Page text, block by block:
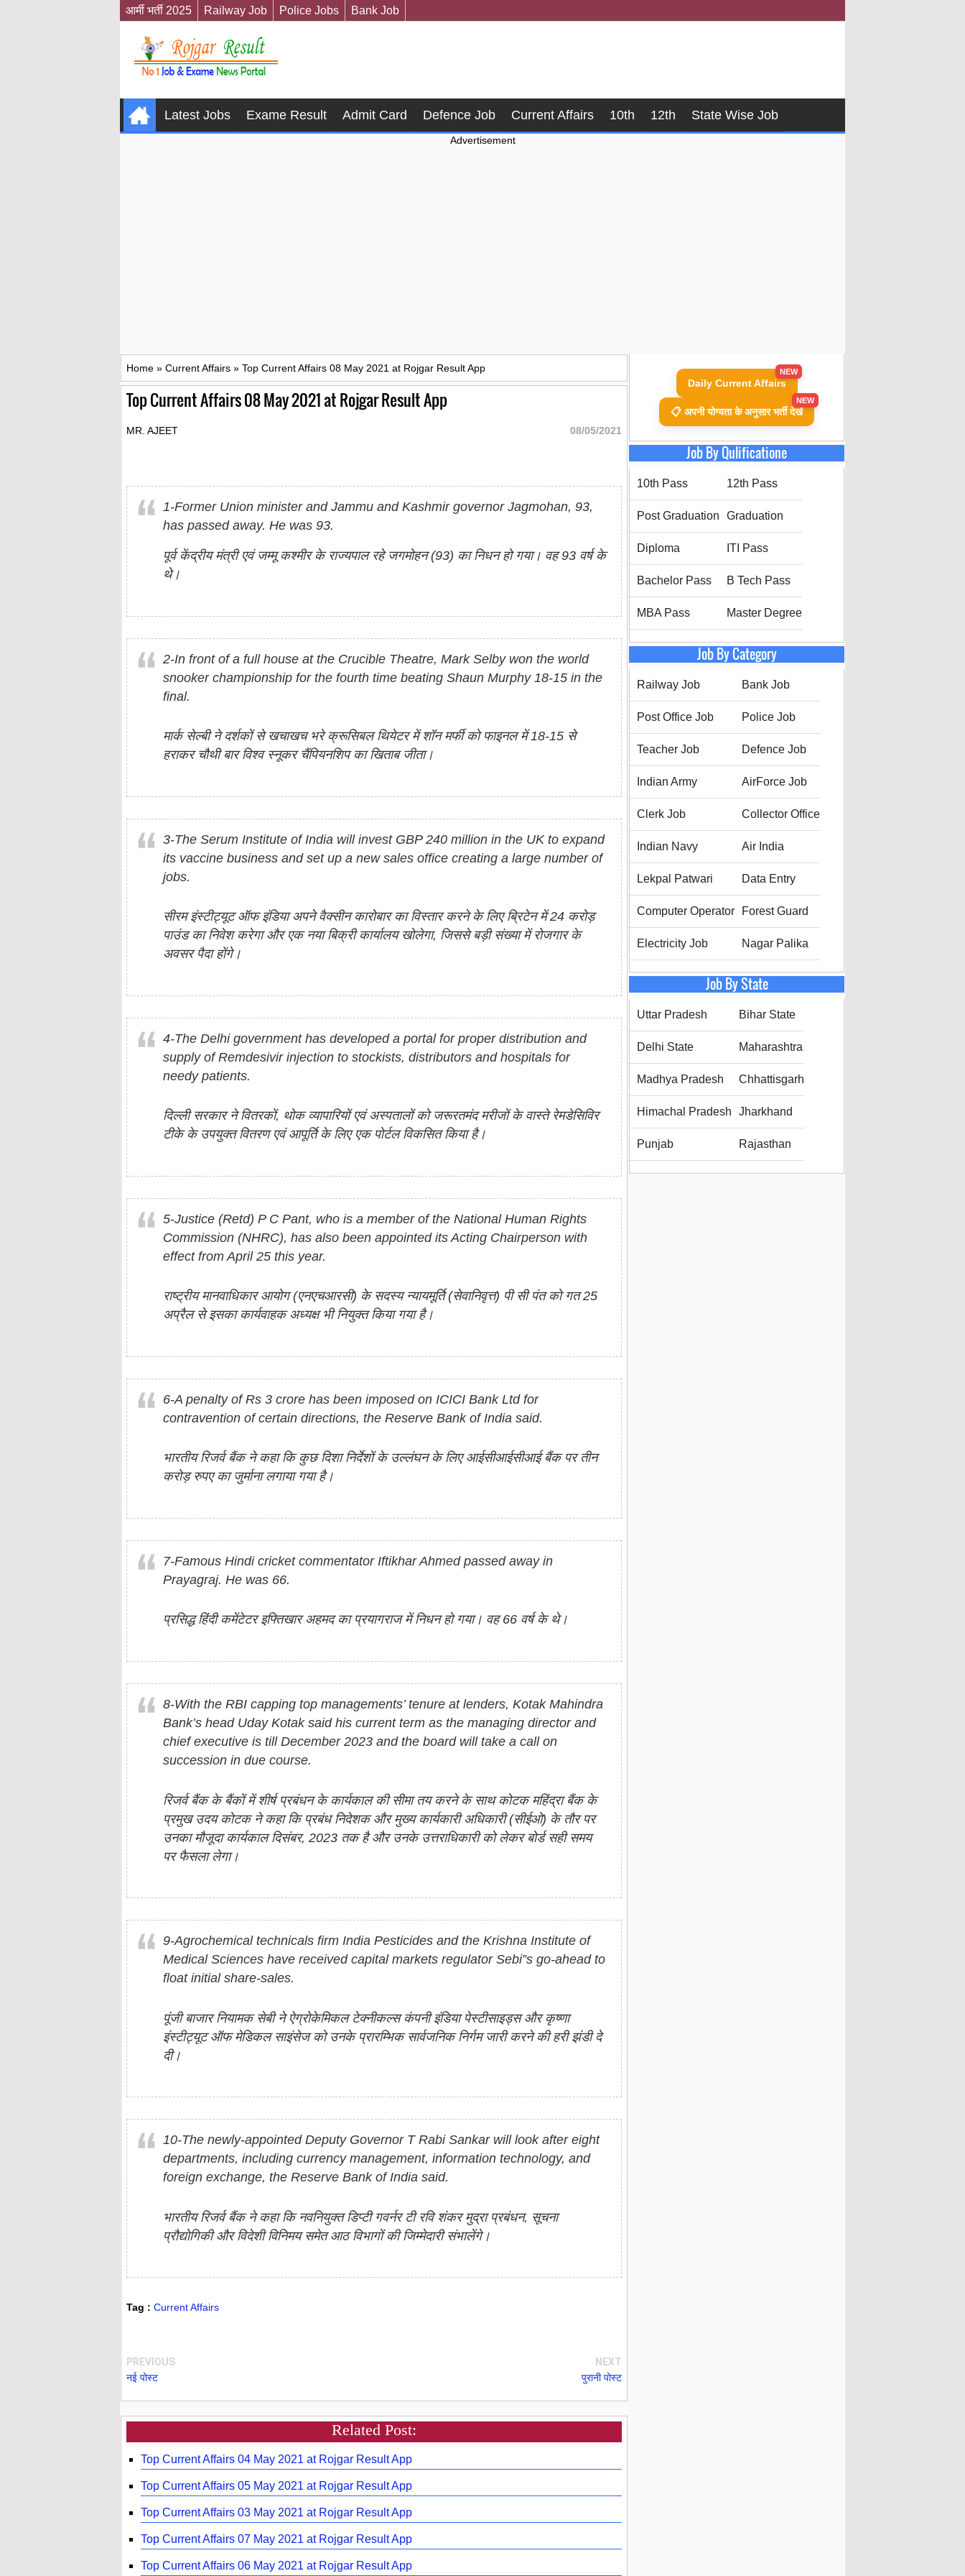
आर्मी भर्ती 2025 Railway Job Police Jobs Bank Job
Latest Jobs Exame Result Admit Card Defence Job Current Affairs 10th 12th State Wise Job
Advertisement
Home » Current Affairs » Top Current Affairs 08 May 2021 at Rojgar Result App
Top Current Affairs 08 May 2021 at Rojgar Result App
MR. AJEET 08/05/2021
1-Former Union minister and Jammu and Kashmir governor Jagmohan, 93,
has passed away. He was 93.
पूर्व केंद्रीय मंत्री एवं जम्मू कश्मीर के राज्यपाल रहे जगमोहन (93) का निधन हो गया। वह 93 वर्ष के
थे।
2-In front of a full house at the Crucible Theatre, Mark Selby won the world
snooker championship for the fourth time beating Shaun Murphy 18-15 in the
final.
मार्क सेल्बी ने दर्शकों से खचाखच भरे क्रूसिबल थियेटर में शॉन मर्फी को फाइनल में 18-15 से
हराकर चौथी बार विश्व स्नूकर चैंपियनशिप का खिताब जीता।
3-The Serum Institute of India will invest GBP 240 million in the UK to expand
its vaccine business and set up a new sales office creating a large number of
jobs.
सीरम इंस्टीट्यूट ऑफ इंडिया अपने वैक्सीन कारोबार का विस्तार करने के लिए ब्रिटेन में 24 करोड़
पाउंड का निवेश करेगा और एक नया बिक्री कार्यालय खोलेगा, जिससे बड़ी संख्या में रोजगार के
अवसर पैदा होंगे।
4-The Delhi government has developed a portal for proper distribution and
supply of Remdesivir injection to stockists, distributors and hospitals for
needy patients.
दिल्ली सरकार ने वितरकों, थोक व्यापारियों एवं अस्पतालों को जरूरतमंद मरीजों के वास्ते रेमडेसिविर
टीके के उपयुक्त वितरण एवं आपूर्ति के लिए एक पोर्टल विकसित किया है।
5-Justice (Retd) P C Pant, who is a member of the National Human Rights
Commission (NHRC), has also been appointed its Acting Chairperson with
effect from April 25 this year.
राष्ट्रीय मानवाधिकार आयोग (एनएचआरसी) के सदस्य न्यायमूर्ति (सेवानिवृत्त) पी सी पंत को गत 25
अप्रैल से इसका कार्यवाहक अध्यक्ष भी नियुक्त किया गया है।
6-A penalty of Rs 3 crore has been imposed on ICICI Bank Ltd for
contravention of certain directions, the Reserve Bank of India said.
भारतीय रिजर्व बैंक ने कहा कि कुछ दिशा निर्देशों के उल्लंघन के लिए आईसीआईसीआई बैंक पर तीन
करोड़ रुपए का जुर्माना लगाया गया है।
7-Famous Hindi cricket commentator Iftikhar Ahmed passed away in
Prayagraj. He was 66.
प्रसिद्ध हिंदी कमेंटेटर इफ्तिखार अहमद का प्रयागराज में निधन हो गया। वह 66 वर्ष के थे।
8-With the RBI capping top managements’ tenure at lenders, Kotak Mahindra
Bank’s head Uday Kotak said his current term as the managing director and
chief executive is till December 2023 and the board will take a call on
succession in due course.
रिजर्व बैंक के बैंकों में शीर्ष प्रबंधन के कार्यकाल की सीमा तय करने के साथ कोटक महिंद्रा बैंक के
प्रमुख उदय कोटक ने कहा कि प्रबंध निदेशक और मुख्य कार्यकारी अधिकारी (सीईओ) के तौर पर
उनका मौजूदा कार्यकाल दिसंबर, 2023 तक है और उनके उत्तराधिकारी को लेकर बोर्ड सही समय
पर फैसला लेगा।
9-Agrochemical technicals firm India Pesticides and the Krishna Institute of
Medical Sciences have received capital markets regulator Sebi”s go-ahead to
float initial share-sales.
पूंजी बाजार नियामक सेबी ने ऐग्रोकेमिकल टेक्नीकल्स कंपनी इंडिया पेस्टीसाइड्स और कृष्णा
इंस्टीट्यूट ऑफ मेडिकल साइंसेज को उनके प्रारम्भिक सार्वजनिक निर्गम जारी करने की हरी झंडी दे
दी।
10-The newly-appointed Deputy Governor T Rabi Sankar will look after eight
departments, including currency management, information technology, and
foreign exchange, the Reserve Bank of India said.
भारतीय रिजर्व बैंक ने कहा कि नवनियुक्त डिप्टी गवर्नर टी रवि शंकर मुद्रा प्रबंधन, सूचना
प्रौद्योगिकी और विदेशी विनिमय समेत आठ विभागों की जिम्मेदारी संभालेंगे।
Tag : Current Affairs
PREVIOUS
नई पोस्ट
NEXT
पुरानी पोस्ट
Related Post:
Top Current Affairs 04 May 2021 at Rojgar Result App
Top Current Affairs 05 May 2021 at Rojgar Result App
Top Current Affairs 03 May 2021 at Rojgar Result App
Top Current Affairs 07 May 2021 at Rojgar Result App
Top Current Affairs 06 May 2021 at Rojgar Result App
Daily Current Affairs
NEW
📋 अपनी योग्यता के अनुसार भर्ती देखें
NEW
Job By Qulificatione
10th Pass 12th Pass
Post Graduation Graduation
Diploma ITI Pass
Bachelor Pass B Tech Pass
MBA Pass Master Degree
Job By Category
Railway Job Bank Job
Post Office Job Police Job
Teacher Job Defence Job
Indian Army AirForce Job
Clerk Job Collector Office
Indian Navy Air India
Lekpal Patwari Data Entry
Computer Operator Forest Guard
Electricity Job Nagar Palika
Job By State
Uttar Pradesh Bihar State
Delhi State Maharashtra
Madhya Pradesh Chhattisgarh
Himachal Pradesh Jharkhand
Punjab Rajasthan